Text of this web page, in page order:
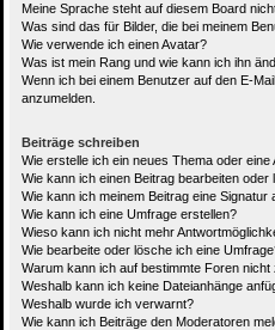
Meine Sprache steht auf diesem Board
Was sind das für Bilder, die bei meinem
Wie verwende ich einen Avatar?
Was ist mein Rang und wie kann ich ihn
Wenn ich bei einem Benutzer auf den E-
anzumelden.
Beiträge schreiben
Wie erstelle ich ein neues Thema oder eine
Wie kann ich einen Beitrag bearbeiten oder
Wie kann ich meinem Beitrag eine Signatur
Wie kann ich eine Umfrage erstellen?
Wieso kann ich nicht mehr
Wie bearbeite oder lösche ich eine
Warum kann ich auf bestimmte Foren nicht
Weshalb kann ich keine Dateianhänge
Weshalb wurde ich verwarnt?
Wie kann ich Beiträge den Moderatoren